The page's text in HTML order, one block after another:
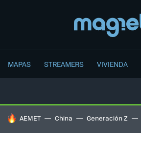
MAPAS STREAMERS VIVIENDA
HOY SE HABLA DE
AEMET China Generación Z